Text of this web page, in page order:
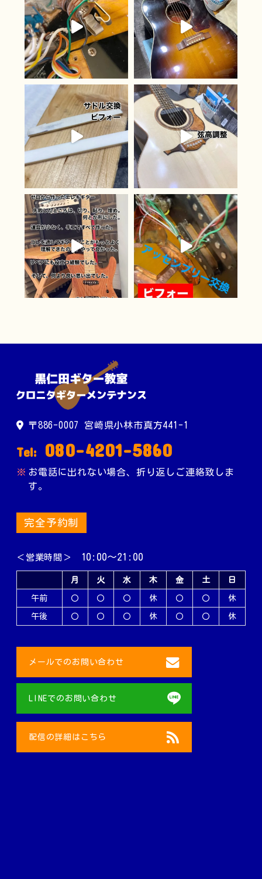
〒886-0007 宮崎県小林市真方441-1
Tel: 080-4201-5860
お電話に出れない場合、折り返しご連絡致しま
す。
完全予約制
＜営業時間＞ 10:00～21:00
月 火 水 木 金 土 日
午前 〇 〇 〇 休 〇 〇 休
午後 〇 〇 〇 休 〇 〇 休
メールでのお問い合わせ
LINEでのお問い合わせ
配信の詳細はこちら